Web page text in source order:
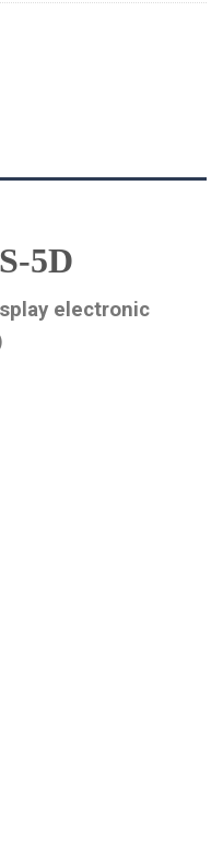
5D
electronic